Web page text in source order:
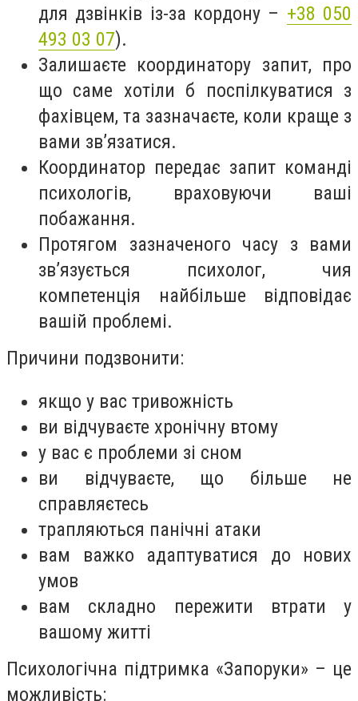
для дзвінків із-за кордону – +38 050
493 03 07).
Залишаєте координатору запит, про
що саме хотіли б поспілкуватися з
фахівцем, та зазначаєте, коли краще з
вами зв’язатися.
Координатор передає запит команді
психологів, враховуючи ваші
побажання.
Протягом зазначеного часу з вами
зв’язується психолог, чия
компетенція найбільше відповідає
вашій проблемі.
Причини подзвонити:
якщо у вас тривожність
ви відчуваєте хронічну втому
у вас є проблеми зі сном
ви відчуваєте, що більше не
справляєтесь
трапляються панічні атаки
вам важко адаптуватися до нових
умов
вам складно пережити втрати у
вашому житті
Психологічна підтримка «Запоруки» – це
можливість: